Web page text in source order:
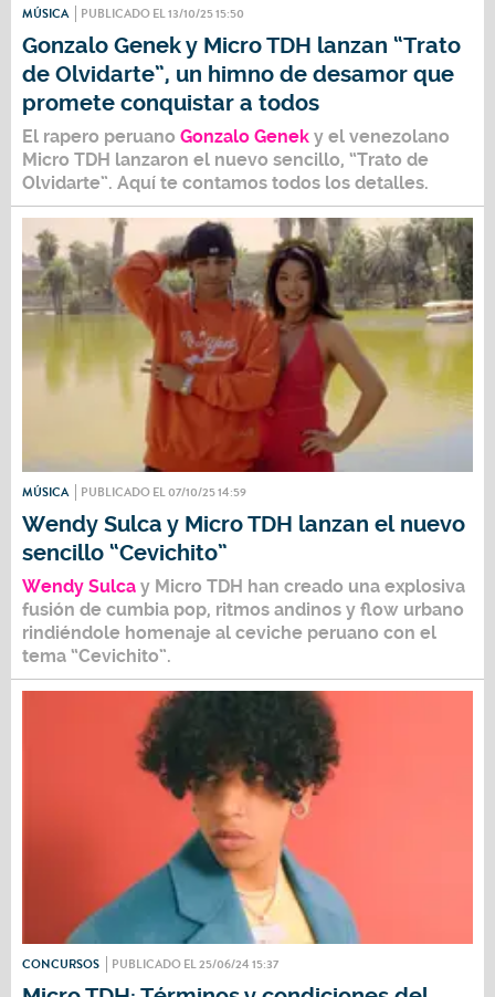
MÚSICA PUBLICADO EL 13/10/25 15:50
Gonzalo Genek y Micro TDH lanzan “Trato
de Olvidarte”, un himno de desamor que
promete conquistar a todos
El rapero peruano Gonzalo Genek y el venezolano
Micro TDH lanzaron el nuevo sencillo, “Trato de
Olvidarte”. Aquí te contamos todos los detalles.
MÚSICA PUBLICADO EL 07/10/25 14:59
Wendy Sulca y Micro TDH lanzan el nuevo
sencillo “Cevichito”
Wendy Sulca y Micro TDH han creado una explosiva
fusión de cumbia pop, ritmos andinos y flow urbano
rindiéndole homenaje al ceviche peruano con el
tema “Cevichito”.
CONCURSOS PUBLICADO EL 25/06/24 15:37